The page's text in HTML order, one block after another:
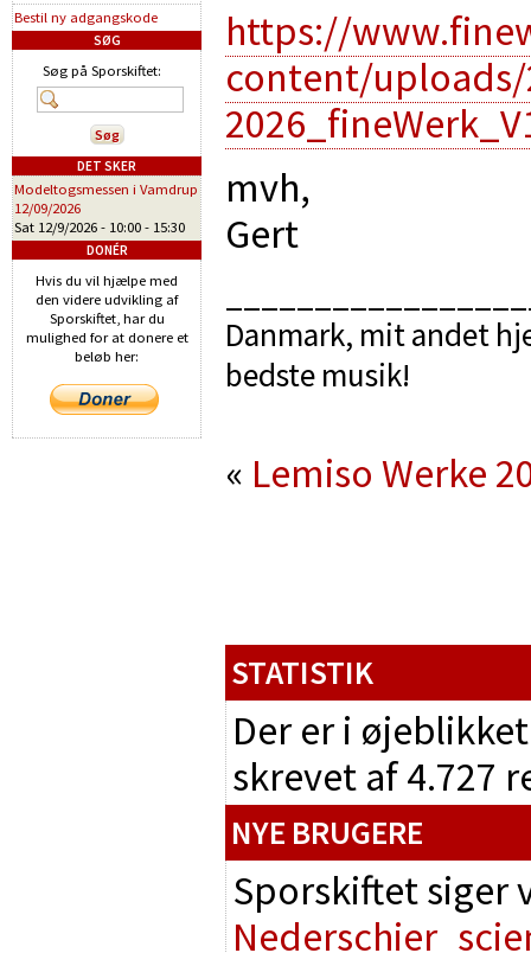
https://
content/
mvh,
Gert
Danmark, mit andet
bedste musik!
« Lemiso Werke
STATISTIK
Der er i
skrevet af 4.727
NYE BRUGERE
Sporskiftet
Nederschier
Bestil ny adgangskode
SØG
Søg på Sporskiftet:
DET SKER
Modeltogsmessen i Vamdrup
12/09/2026
Sat 12/9/2026 - 10:00 - 15:30
DONÉR
Hvis du vil hjælpe med
den videre udvikling af
Sporskiftet, har du
mulighed for at donere et
beløb her: